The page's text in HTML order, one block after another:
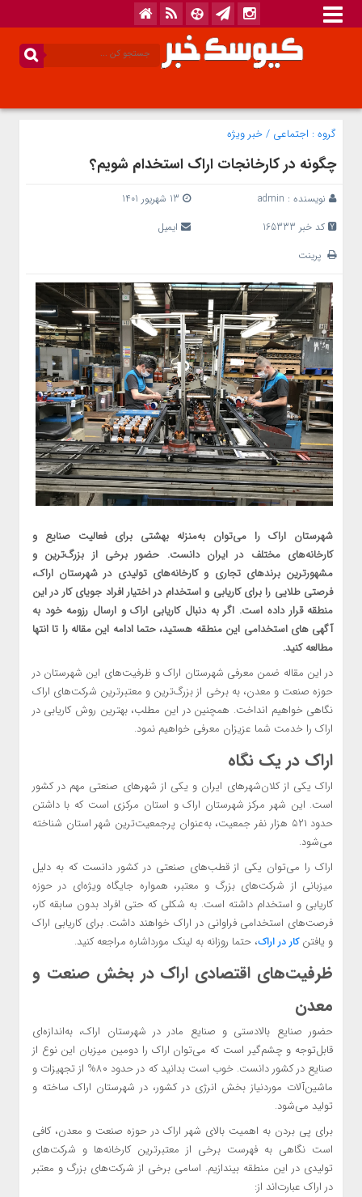
گروه : اجتماعی /خبر ویژه
چگونه در کارخانجات اراک استخدام شویم؟
نویسنده : admin
کد خبر 165333
ایمیل
پرینت
شهرستان اراک را می‌توان به‌منزله بهشتی برای فعالیت صنایع و
کارخانه‌های مختلف در ایران دانست. حضور برخی از بزرگ‌ترین و
مشهورترین برندهای تجاری و کارخانه‌های تولیدی در شهرستان اراک،
فرصتی طلایی را برای کاریابی و استخدام در اختیار افراد جویای کار در این
منطقه قرار داده است. اگر به دنبال کاریابی اراک و ارسال رزومه خود به
آگهی های استخدامی این منطقه هستید، حتما ادامه این مقاله را تا انتها
مطالعه کنید.
در این مقاله ضمن معرفی شهرستان اراک و ظرفیت‌های این شهرستان در
حوزه صنعت و معدن، به برخی از بزرگ‌ترین و معتبرترین شرکت‌های اراک
نگاهی خواهیم انداخت. همچنین در این مطلب، بهترین روش کاریابی در
اراک را خدمت شما عزیزان معرفی خواهیم نمود.
اراک در یک نگاه
اراک یکی از کلان‌شهرهای ایران و یکی از شهرهای صنعتی مهم در کشور
است. این شهر مرکز شهرستان اراک و استان مرکزی است که با داشتن
حدود ۵۲۱ هزار نفر جمعیت، به‌عنوان پرجمعیت‌ترین شهر استان شناخته
می‌شود.
اراک را می‌توان یکی از قطب‌های صنعتی در کشور دانست که به دلیل
میزبانی از شرکت‌های بزرگ و معتبر، همواره جایگاه ویژه‌ای در حوزه
کاریابی و استخدام داشته است. به شکلی که حتی افراد بدون سابقه کار،
فرصت‌های استخدامی فراوانی در اراک خواهند داشت. برای کاریابی اراک
و یافتنکار در اراک، حتما روزانه به لینک مورداشاره مراجعه کنید.
ظرفیت‌های اقتصادی اراک در بخش صنعت و
معدن
حضور صنایع بالادستی و صنایع مادر در شهرستان اراک، به‌اندازه‌ای
قابل‌توجه و چشم‌گیر است که می‌توان اراک را دومین میزبان این نوع از
صنایع در کشور دانست. خوب است بدانید که در حدود ۸۰% از تجهیزات و
ماشین‌آلات موردنیاز بخش انرژی در کشور، در شهرستان اراک ساخته و
تولید می‌شود.
برای پی بردن به اهمیت بالای شهر اراک در حوزه صنعت و معدن، کافی
است نگاهی به فهرست برخی از معتبرترین کارخانه‌ها و شرکت‌های
تولیدی در این منطقه بیندازیم. اسامی برخی از شرکت‌های بزرگ و معتبر
در اراک عبارت‌اند از: